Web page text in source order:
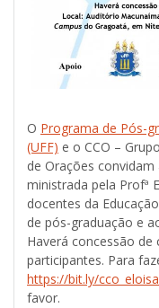
O Programa de Pós-
(UFF) e o CCO –
de Orações
ministrada pela Profª
docentes da
de pós-graduação e
Haverá concessão
participantes. Para
https://bit.ly/cco_eloisa
favor.